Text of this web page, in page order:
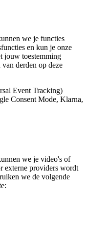
we je functies
en kun je onze
jouw toestemming
derden op deze
Event Tracking)
Consent Mode, Klarna,
we je video's of
externe providers wordt
we de volgende